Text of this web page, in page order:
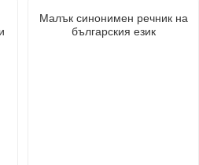
Малък синонимен речник на
българския език